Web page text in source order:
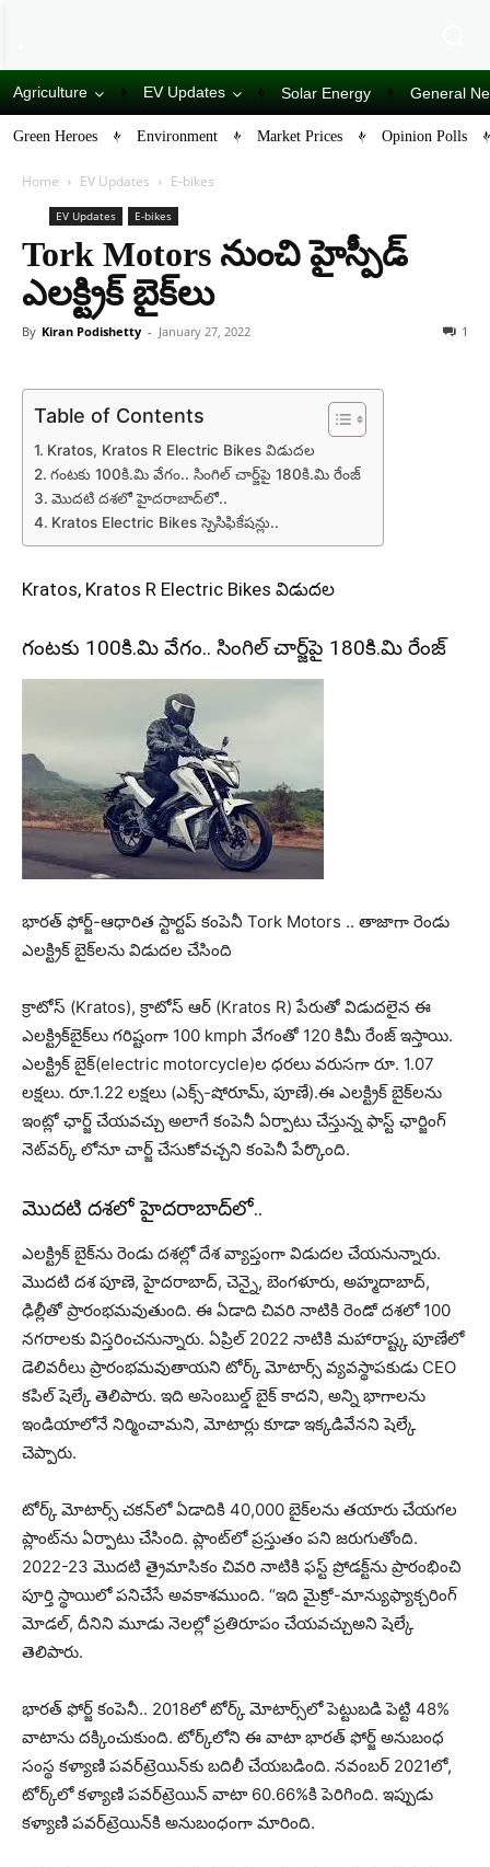
Agriculture EV Updates Solar Energy General
Green Heroes Environment Market Prices Opinion Polls
Home EV Updates E-bikes
EV Updates E-bikes
Tork Motors నుంచి హైస్పీడ్
ఎల‌క్ట్రిక్ బైక్‌లు
By Kiran Podishetty - January 27, 2022 1
Table of Contents
Kratos, Kratos R Electric Bikes విడుద‌ల
గంట‌కు 100కి.మి వేగం.. సింగిల్ చార్జ్‌పై 180కి.మి రేంజ్
మొద‌టి ద‌శ‌లో హైద‌రాబాద్‌లో..
Kratos Electric Bikes స్పెసిఫికేష‌న్లు..
Kratos, Kratos R Electric Bikes విడుద‌ల
గంట‌కు 100కి.మి వేగం.. సింగిల్ చార్జ్‌పై 180కి.మి రేంజ్
భారత్ ఫోర్జ్-ఆధారిత స్టార్టప్ కంపెనీ Tork Motors .. తాజాగా రెండు
ఎలక్ట్రిక్ బైక్‌ల‌ను విడుదల చేసింది
క్రాటోస్ (Kratos), క్రాటోస్ ఆర్ (Kratos R) పేరుతో విడుద‌లైన ఈ
ఎల‌క్ట్రిక్‌బైక్‌లు గరిష్టంగా 100 kmph వేగంతో 120 కిమీ రేంజ్ ఇస్తాయి.
ఎలక్ట్రిక్ బైక్‌(electric motorcycle)ల ధరలు వరుసగా రూ. 1.07
లక్షలు. రూ.1.22 లక్షలు (ఎక్స్-షోరూమ్, పూణే).ఈ ఎల‌క్ట్రిక్ బైక్‌ల‌ను
ఇంట్లో ఛార్జ్ చేయవచ్చు అలాగే కంపెనీ ఏర్పాటు చేస్తున్న ఫాస్ట్ ఛార్జింగ్
నెట్‌వర్క్ లోనూ చార్జ్ చేసుకోవ‌చ్చ‌ని కంపెనీ పేర్కొంది.
మొద‌టి ద‌శ‌లో హైద‌రాబాద్‌లో..
ఎలక్ట్రిక్ బైక్‌ను రెండు దశల్లో దేశ వ్యాప్తంగా విడుదల చేయనున్నారు.
మొద‌టి ద‌శ‌ పూణె, హైదరాబాద్, చెన్నై, బెంగళూరు, అహ్మదాబాద్,
ఢిల్లీతో ప్రారంభమవుతుంది. ఈ ఏడాది చివరి నాటికి రెండో దశలో 100
నగరాలకు విస్త‌రించనున్నారు. ఏప్రిల్ 2022 నాటికి మ‌హారాష్ట్క పూణేలో
డెలివరీలు ప్రారంభమవుతాయని టోర్క్ మోటార్స్ వ్యవస్థాపకుడు CEO
కపిల్ షెల్కే తెలిపారు. ఇది అసెంబుల్డ్ బైక్ కాదని, అన్ని భాగాలను
ఇండియాలోనే నిర్మించామని, మోటార్లు కూడా ఇక్క‌డివేన‌ని షెల్కే
చెప్పారు.
టోర్క్ మోటార్స్ చకన్‌లో ఏడాదికి 40,000 బైక్‌లను తయారు చేయగల
ప్లాంట్‌ను ఏర్పాటు చేసింది. ప్లాంట్‌లో ప్ర‌స్తుతం పని జరుగుతోంది.
2022-23 మొదటి త్రైమాసికం చివరి నాటికి ఫ‌స్ట్ ప్రోడ‌క్ట్‌ను ప్రారంభించి
పూర్తి స్థాయిలో ప‌నిచేసే అవ‌కాశ‌ముంది. “ఇది మైక్రో-మాన్యుఫ్యాక్చరింగ్
మోడల్, దీనిని మూడు నెలల్లో ప్రతిరూపం చేయవచ్చుఅని షెల్కే
తెలిపారు.
భారత్ ఫోర్జ్ కంపెనీ.. 2018లో టోర్క్ మోటార్స్‌లో పెట్టుబ‌డి పెట్టి 48%
వాటాను ద‌క్కించుకుంది. టోర్క్‌లోని ఈ వాటా భారత్ ఫోర్జ్ అనుబంధ
సంస్థ కళ్యాణి పవర్‌ట్రెయిన్‌కు బదిలీ చేయబడింది. నవంబర్ 2021లో,
టోర్క్‌లో కళ్యాణి పవర్‌ట్రెయిన్ వాటా 60.66%కి పెరిగింది. ఇప్పుడు
కళ్యాణి పవర్‌ట్రెయిన్‌కి అనుబంధంగా మారింది.